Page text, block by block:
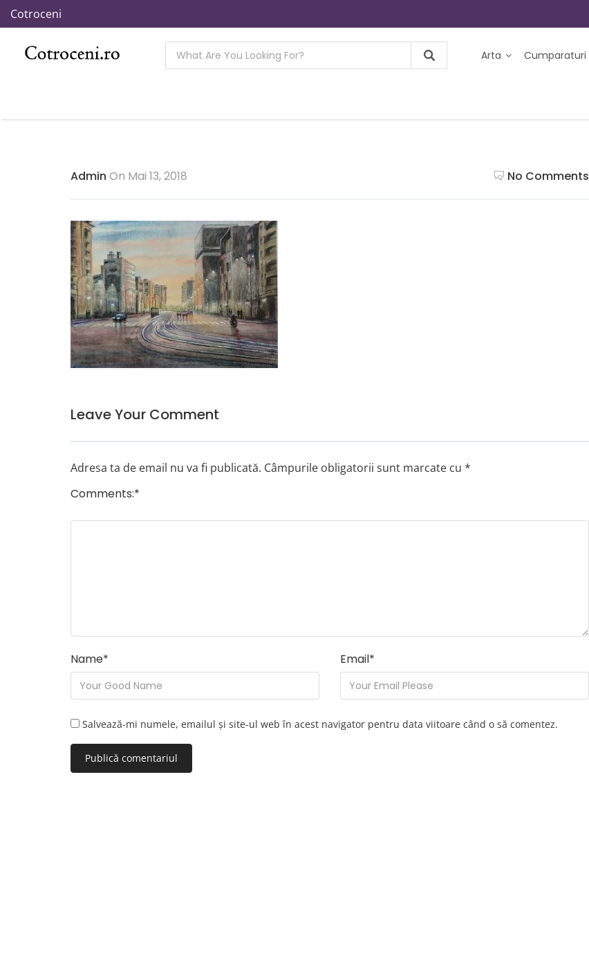
Cotroceni
Arta Cumparaturi
Admin On Mai 13, 2018 No Comments
Leave Your Comment
Adresa ta de email nu va fi publicată. Câmpurile obligatorii sunt marcate cu *
Comments:*
Name* Email*
Salvează-mi numele, emailul și site-ul web în acest navigator pentru data viitoare când o să comentez.